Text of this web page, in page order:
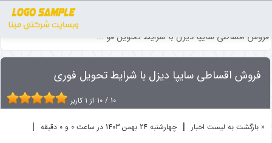
فروش اقساطی سایپا دیزل با شرایط تحویل فو ...
فروش اقساطی سایپا دیزل با شرایط تحویل فوری
10 / 10 از 1 کاربر
« بازگشت به لیست اخبار | چهارشنبه 24 بهمن 1403 در ساعت 0 و 0 دقیقه |